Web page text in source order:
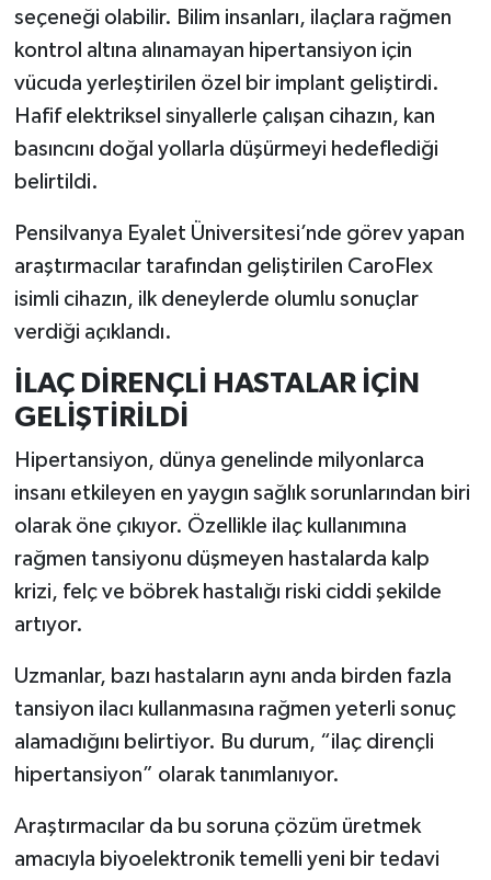
seçeneği olabilir. Bilim insanları, ilaçlara rağmen
kontrol altına alınamayan hipertansiyon için
vücuda yerleştirilen özel bir implant geliştirdi.
Hafif elektriksel sinyallerle çalışan cihazın, kan
basıncını doğal yollarla düşürmeyi hedeflediği
belirtildi.
Pensilvanya Eyalet Üniversitesi’nde görev yapan
araştırmacılar tarafından geliştirilen CaroFlex
isimli cihazın, ilk deneylerde olumlu sonuçlar
verdiği açıklandı.
İLAÇ DİRENÇLİ HASTALAR İÇİN
GELİŞTİRİLDİ
Hipertansiyon, dünya genelinde milyonlarca
insanı etkileyen en yaygın sağlık sorunlarından biri
olarak öne çıkıyor. Özellikle ilaç kullanımına
rağmen tansiyonu düşmeyen hastalarda kalp
krizi, felç ve böbrek hastalığı riski ciddi şekilde
artıyor.
Uzmanlar, bazı hastaların aynı anda birden fazla
tansiyon ilacı kullanmasına rağmen yeterli sonuç
alamadığını belirtiyor. Bu durum, “ilaç dirençli
hipertansiyon” olarak tanımlanıyor.
Araştırmacılar da bu soruna çözüm üretmek
amacıyla biyoelektronik temelli yeni bir tedavi
Hisarcık
Köşe Yazıları
Kültür Sanat
Kütahya
Magazin
Otomobil
Pazarlar
Politika
Resmi İlan
Rüya Tabirleri
Sağlık
Şaphane
Simav
Spor